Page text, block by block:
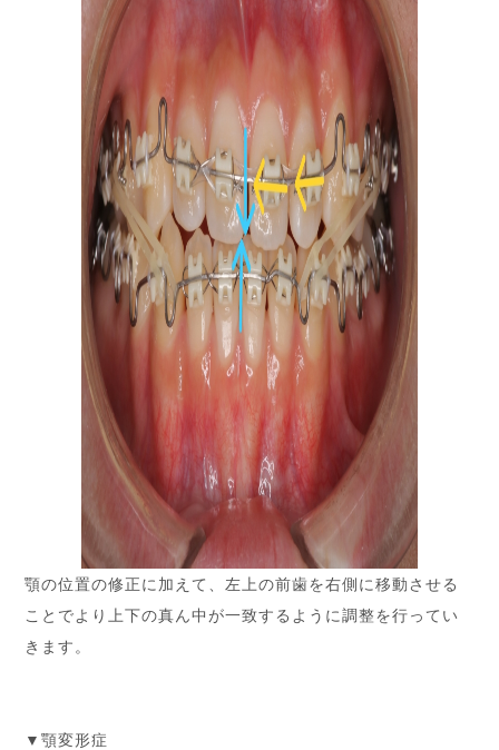
顎の位置の修正に加えて、左上の前歯を右側に移動させる
ことでより上下の真ん中が一致するように調整を行ってい
きます。
▼顎変形症